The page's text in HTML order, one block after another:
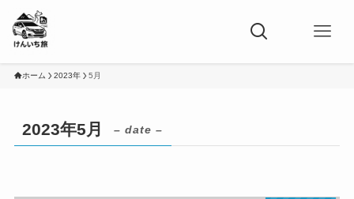
ホーム 2023年 5月
2023年5月 – date –